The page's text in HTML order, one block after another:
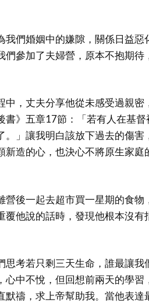
我們婚姻中的嫌隙，關係日益惡
參加了夫婦營，原本不抱期待
中，丈夫分享他從未感受過親密
書》五章17節：「若有人在基
。」讓我明白該放下過去的傷害
新造的心，也決心不將原生家庭
營後一起去超市買一星期的食物
覆他說的話時，發現他根本沒有
思考若只剩三天生命，誰最讓我
心中不悅，但回想前兩天的學習
默禱，求上帝幫助我。當他表達